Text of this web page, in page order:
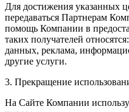
Для достижения указанных
передаваться Партнерам
помощь Компании в
таких получателей
данных, реклама,
другие услуги.
3. Прекращение
На Сайте Компании